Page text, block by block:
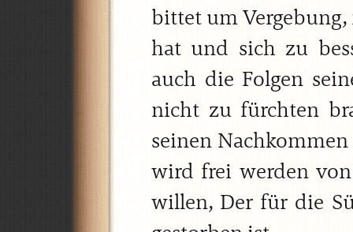
bittet um
hat und sich zu
auch die Folgen
nicht zu fürchten
seinen
wird frei werden
willen, Der für die